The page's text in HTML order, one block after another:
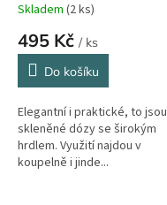
Skladem (2 ks)
495 Kč / ks
Do košíku
Elegantní i praktické, to jsou
skleněné dózy se širokým
hrdlem. Využití najdou v
koupelně i jinde...